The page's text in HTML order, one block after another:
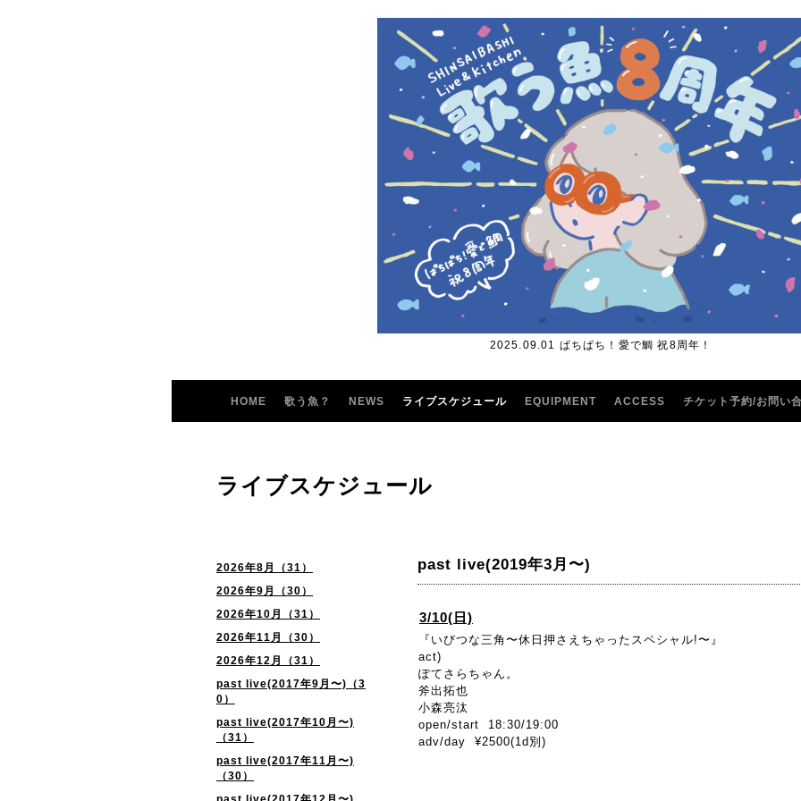
2025.09.01 ぱちぱち！愛で鯛 祝8周年！
HOME 歌う魚？ NEWS ライブスケジュール EQUIPMENT ACCESS チケット予約/お問い
2026年8月（31）
2026年9月（30）
2026年10月（31）
2026年11月（30）
2026年12月（31）
past live(2017年9月〜)（3
0）
past live(2017年10月〜)
（31）
past live(2017年11月〜)
（30）
ライブスケジュール
past live(2019年3月〜)
3/10(日)
『いびつな三角〜休日押さえちゃったスペシャル!〜』
act)
ぽてさらちゃん。
斧出拓也
小森亮汰
open/start 18:30/19:00
adv/day ¥2500(1d別)